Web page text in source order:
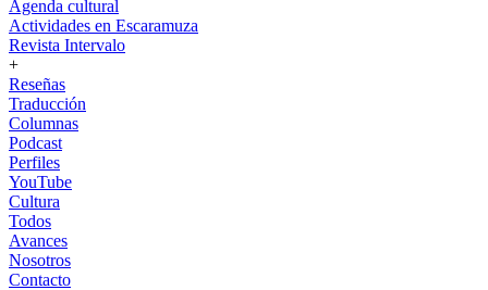
Agenda cultural
Actividades en Escaramuza
Revista Intervalo
+
Reseñas
Traducción
Columnas
Podcast
Perfiles
YouTube
Cultura
Todos
Avances
Nosotros
Contacto